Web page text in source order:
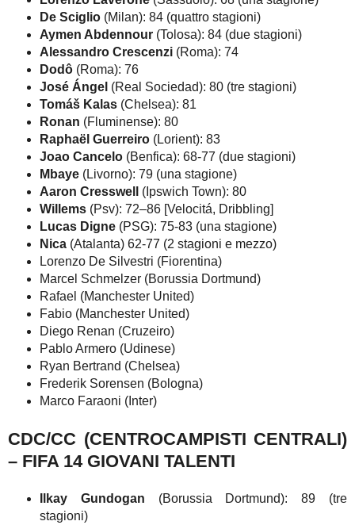
De Sciglio (Milan): 84 (quattro stagioni)
Aymen Abdennour (Tolosa): 84 (due stagioni)
Alessandro Crescenzi (Roma): 74
Dodô (Roma): 76
José Ángel (Real Sociedad): 80 (tre stagioni)
Tomáš Kalas (Chelsea): 81
Ronan (Fluminense): 80
Raphaël Guerreiro (Lorient): 83
Joao Cancelo (Benfica): 68-77 (due stagioni)
Mbaye (Livorno): 79 (una stagione)
Aaron Cresswell
(Ipswich Town): 80
Willems (Psv): 72–86 [Velocitá, Dribbling]
Lucas Digne (PSG): 75-83 (una stagione)
Nica (Atalanta) 62-77 (2 stagioni e mezzo)
Lorenzo De Silvestri (Fiorentina)
Marcel Schmelzer (Borussia Dortmund)
Rafael (Manchester United)
Fabio (Manchester United)
Diego Renan (Cruzeiro)
Pablo Armero (Udinese)
Ryan Bertrand (Chelsea)
Frederik Sorensen (Bologna)
Marco Faraoni (Inter)
CDC/CC (CENTROCAMPISTI CENTRALI)
– FIFA 14 GIOVANI TALENTI
Ilkay Gundogan (Borussia Dortmund): 89 (tre
stagioni)